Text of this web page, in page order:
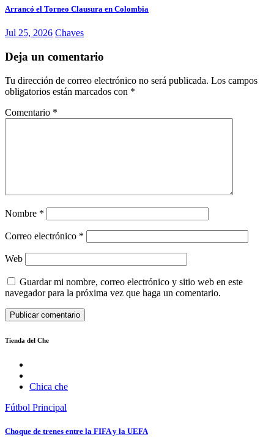
Arrancó el Torneo Clausura en Colombia
Jul 25, 2026 Chaves
Deja un comentario
Tu dirección de correo electrónico no será publicada. Los campos
obligatorios están marcados con *
Comentario *
Nombre *
Correo electrónico *
Web
Guardar mi nombre, correo electrónico y sitio web en este
navegador para la próxima vez que haga un comentario.
Tienda del Che
Chica che
Fútbol Principal
Choque de trenes entre la FIFA y la UEFA